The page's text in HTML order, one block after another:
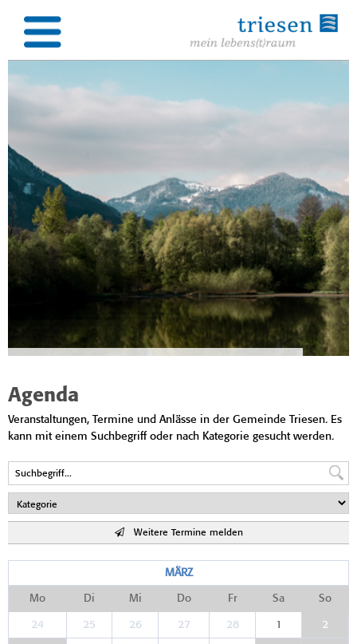
Agenda
Veranstaltungen, Termine und Anlässe in der Gemeinde Triesen. Es
kann mit einem Suchbegriff oder nach Kategorie gesucht werden.
Weitere Termine melden
MÄRZ
Mo Di Mi Do Fr Sa So
24 25 26 27 28 1 2